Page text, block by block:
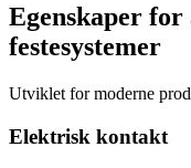
Egenskaper
festesystemer
Utviklet for moderne
Elektrisk kontakt